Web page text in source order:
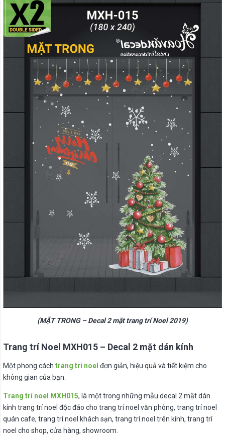
(MẶT TRONG – Decal 2 mặt trang trí Noel 2019)
Trang trí Noel MXH015 – Decal 2 mặt dán kính
Một phong cách trang tri noel đơn giản, hiệu quả và tiết kiệm cho
không gian của bạn.
Trang trí noel MXH015, là một trong những mẫu decal 2 mặt dán
kính trang trí noel độc đáo cho trang trí noel văn phòng, trang trí noel
quán cafe, trang trí noel khách sạn, trang trí noel trên kính, trang trí
noel cho shop, cửa hàng, showroom.